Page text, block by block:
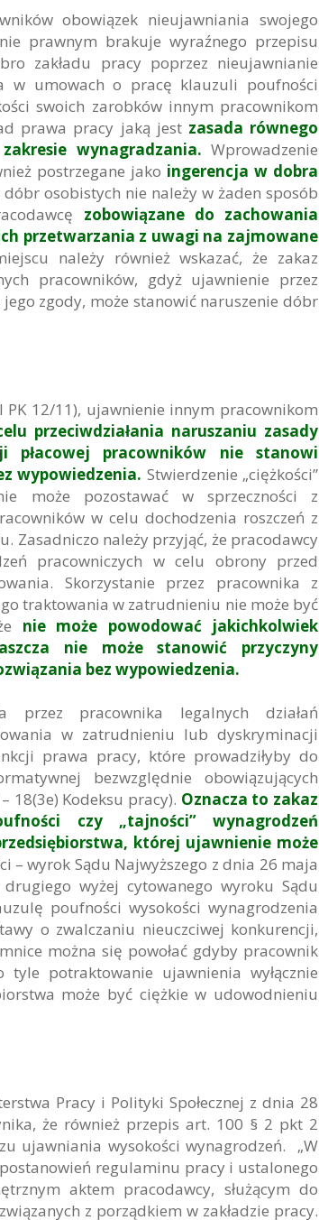
obowiązek nieujawniania swojego
prawnym brakuje wyraźnego przepisu
zakładu pracy poprzez nieujawnianie
w umowach o pracę klauzuli poufności
swoich zarobków innym pracownikom
prawa pracy jaką jest zasada równego
wynagradzania. Wprowadzenie
postrzegane jako ingerencja w dobra
osobistych nie należy w żaden sposób
zobowiązane do zachowania
przetwarzania z uwagi na zajmowane
należy również wskazać, że zakaz
pracowników, gdyż ujawnienie przez
zgody, może stanowić naruszenie dóbr
12/11), ujawnienie innym pracownikom
przeciwdziałania naruszaniu zasady
płacowej pracowników nie stanowi
wypowiedzenia. Stwierdzenie „ciężkości”
może pozostawać w sprzeczności z
w celu dochodzenia roszczeń z
Zasadniczo należy przyjąć, że pracodawcy
pracowniczych w celu obrony przed
Skorzystanie przez pracownika z
traktowania w zatrudnieniu nie może być
nie może powodować jakichkolwiek
nie może stanowić przyczyny
bez wypowiedzenia.
pracownika legalnych działań
w zatrudnieniu lub dyskryminacji
prawa pracy, które prowadziłyby do
bezwzględnie obowiązujących
18(3e) Kodeksu pracy). Oznacza to zakaz
czy „tajności” wynagrodzeń
której ujawnienie może
– wyrok Sądu Najwyższego z dnia 26 maja
wyżej cytowanego wyroku Sądu
poufności wysokości wynagrodzenia
o zwalczaniu nieuczciwej konkurencji,
można się powołać gdyby pracownik
potraktowanie ujawnienia wyłącznie
może być ciężkie w udowodnieniu
Pracy i Polityki Społecznej z dnia 28
że również przepis art. 100 § 2 pkt 2
ujawniania wysokości wynagrodzeń. „W
regulaminu pracy i ustalonego
aktem pracodawcy, służącym do
z porządkiem w zakładzie pracy.